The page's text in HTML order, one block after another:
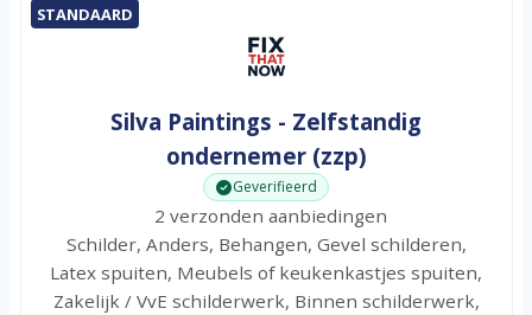
STANDAARD
Silva Paintings - Zelfstandig
ondernemer (zzp)
Geverifieerd
2 verzonden aanbiedingen
Schilder, Anders, Behangen, Gevel schilderen,
Latex spuiten, Meubels of keukenkastjes spuiten,
Zakelijk / VvE schilderwerk, Binnen schilderwerk,